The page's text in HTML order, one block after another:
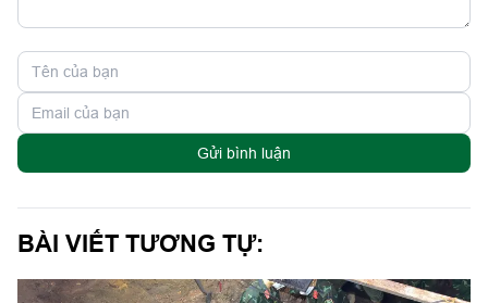
Gửi bình luận
BÀI VIẾT TƯƠNG TỰ: